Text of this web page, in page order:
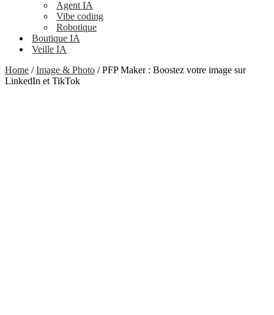
Agent IA
Vibe coding
Robotique
Boutique IA
Veille IA
Home /Image & Photo / PFP Maker : Boostez votre image sur
LinkedIn et TikTok